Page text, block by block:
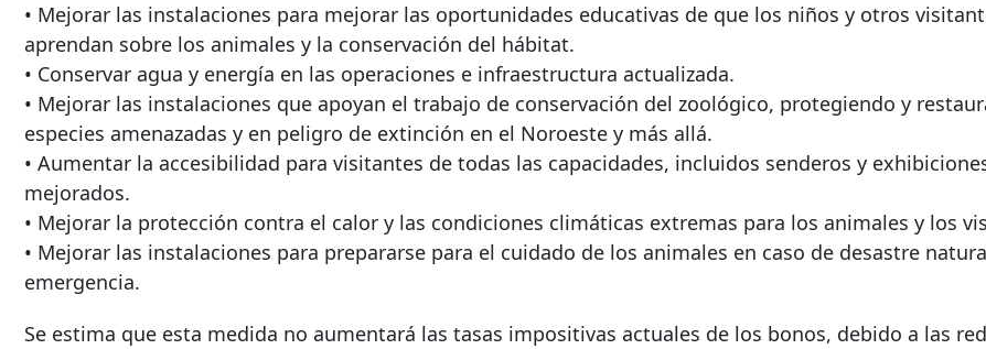
• Mejorar las instalaciones para mejorar las oportunidades educativas de que los niños y otros
aprendan sobre los animales y la conservación del hábitat.
• Conservar agua y energía en las operaciones e infraestructura actualizada.
• Mejorar las instalaciones que apoyan el trabajo de conservación del zoológico, protegiendo y
especies amenazadas y en peligro de extinción en el Noroeste y más allá.
• Aumentar la accesibilidad para visitantes de todas las capacidades, incluidos senderos y
mejorados.
• Mejorar la protección contra el calor y las condiciones climáticas extremas para los animales y los
• Mejorar las instalaciones para prepararse para el cuidado de los animales en caso de desastre
emergencia.
Se estima que esta medida no aumentará las tasas impositivas actuales de los bonos, debido a las